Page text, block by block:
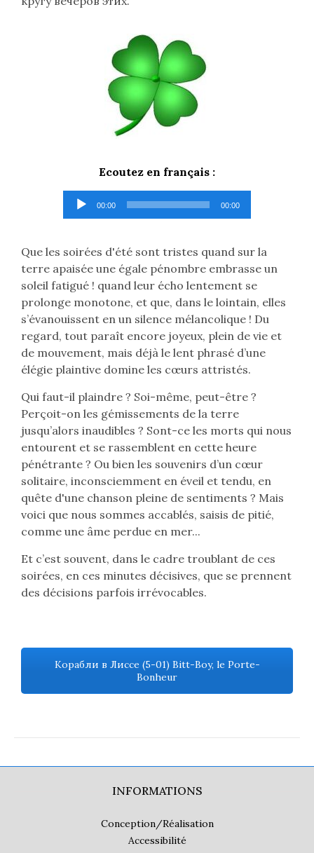
Ecoutez en français :
Lecteur
audio
00:00 00:00
Que les soirées d'été sont tristes quand sur la
terre apaisée une égale pénombre embrasse un
soleil fatigué ! quand leur écho lentement se
prolonge monotone, et que, dans le lointain, elles
s’évanouissent en un silence mélancolique ! Du
regard, tout paraît encore joyeux, plein de vie et
de mouvement, mais déjà le lent phrasé d’une
élégie plaintive domine les cœurs attristés.
Qui faut-il plaindre ? Soi-même, peut-être ?
Perçoit-on les gémissements de la terre
jusqu’alors inaudibles ? Sont-ce les morts qui nous
entourent et se rassemblent en cette heure
pénétrante ? Ou bien les souvenirs d’un cœur
solitaire, inconsciemment en éveil et tendu, en
quête d'une chanson pleine de sentiments ? Mais
voici que nous sommes accablés, saisis de pitié,
comme une âme perdue en mer...
Et c’est souvent, dans le cadre troublant de ces
soirées, en ces minutes décisives, que se prennent
des décisions parfois irrévocables.
Корабли в Лиссе (5-01) Bitt-Boy, le Porte-
Bonheur
INFORMATIONS
Conception/Réalisation
Accessibilité